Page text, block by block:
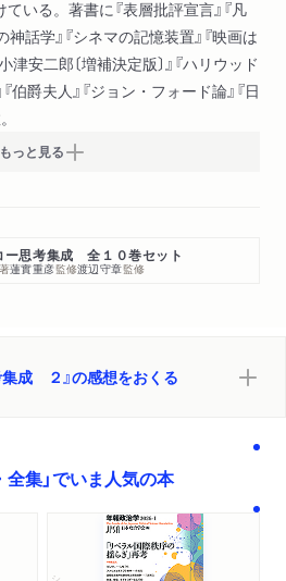
いる。著書に『表層批評宣言』『凡
話学』『シネマの記憶装置』『映画は
津安二郎〔増補決定版〕』『ハリウッド
伯爵夫人』『ジョン・フォード論』『日
もっと見る
ー思考集成 全１０巻セット
著蓮實重彦監修渡辺守章監修
集成 ２』の感想をおくる
全集」でいま人気の本